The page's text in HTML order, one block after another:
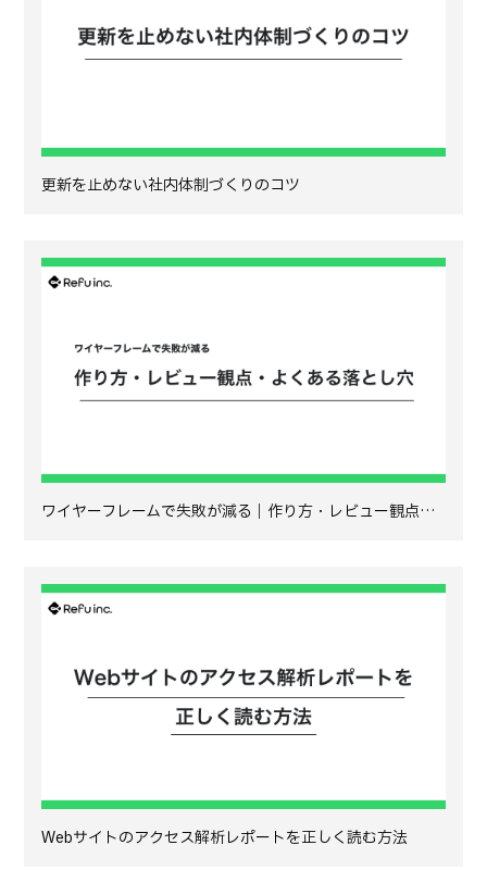
更新を止めない社内体制づくりのコツ
ワイヤーフレームで失敗が減る｜作り方・レビュー観点…
Webサイトのアクセス解析レポートを正しく読む方法